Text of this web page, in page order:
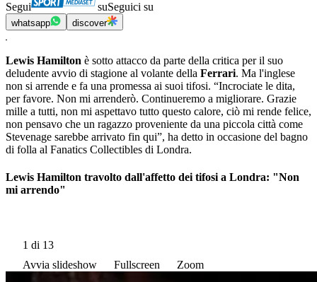
Segui suSeguici su
whatsapp discover
Lewis Hamilton è sotto attacco da parte della critica per il suo
deludente avvio di stagione al volante della Ferrari. Ma l'inglese
non si arrende e fa una promessa ai suoi tifosi. “Incrociate le dita,
per favore. Non mi arrenderò. Continueremo a migliorare. Grazie
mille a tutti, non mi aspettavo tutto questo calore, ciò mi rende felice,
non pensavo che un ragazzo proveniente da una piccola città come
Stevenage sarebbe arrivato fin qui”, ha detto in occasione del bagno
di folla al Fanatics Collectibles di Londra.
Lewis Hamilton travolto dall'affetto dei tifosi a Londra: "Non
mi arrendo"
1 di 13
Avvia slideshow
Fullscreen Zoom